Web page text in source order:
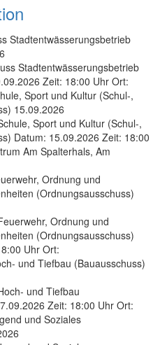
Stadtentwässerungsbetrieb
Stadtentwässerungsbetrieb
Zeit: 18:00 Uhr Ort:
Sport und Kultur (Schul-,
15.09.2026
Sport und Kultur (Schul-,
Datum: 15.09.2026 Zeit: 18:00
Am Spalterhals, Am
Ordnung und
(Ordnungsausschuss)
Ordnung und
(Ordnungsausschuss)
Uhr Ort:
und Tiefbau (Bauausschuss)
und Tiefbau
Zeit: 18:00 Uhr Ort:
und Soziales